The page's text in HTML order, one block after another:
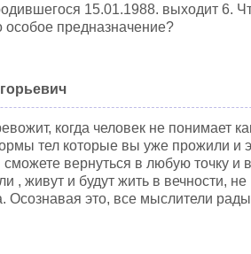
15.01.1988. выходит 6.
особое предназначение?
когда человек не понимает
тел которые вы уже прожили и
вернуться в любую точку и
, живут и будут жить в вечности,
Осознавая это, все мыслители